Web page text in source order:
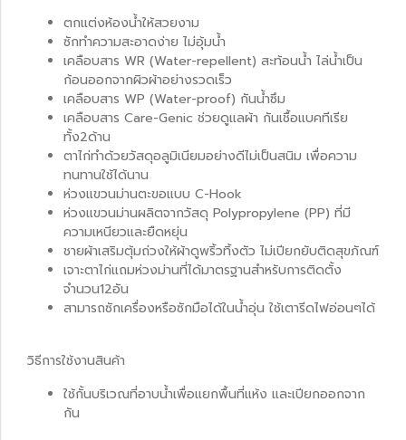
ตกแต่งห้องน้ำให้สวยงาม
ซักทำความสะอาดง่าย ไม่อุ้มน้ำ
เคลือบสาร WR (Water-repellent) สะท้อนน้ำ ไล่น้ำเป็น
ก้อนออกจากผิวผ้าอย่างรวดเร็ว
เคลือบสาร WP (Water-proof) กันน้ำซึม
เคลือบสาร Care-Genic ช่วยดูแลผ้า กันเชื้อแบคทีเรีย
ทั้ง2ด้าน
ตาไก่ทำด้วยวัสดุอลูมิเนียมอย่างดีไม่เป็นสนิม เพื่อความ
ทนทานใช้ได้นาน
ห่วงแขวนม่านตะขอแบบ C-Hook
ห่วงแขวนม่านผลิตจากวัสดุ Polypropylene (PP) ที่มี
ความเหนียวและยืดหยุ่น
ชายผ้าเสริมตุ้มถ่วงให้ผ้าดูพริ้วทิ้งตัว ไม่เปียกยับติดสุขภัณฑ์
เจาะตาไก่แถมห่วงม่านที่ได้มาตรฐานสำหรับการติดตั้ง
จำนวน12อัน
สามารถซักเครื่องหรือซักมือได้ในน้ำอุ่น ใช้เตารีดไฟอ่อนๆได้
วิธีการใช้งานสินค้า
ใช้กั้นบริเวณที่อาบน้ำเพื่อแยกพื้นที่แห้ง และเปียกออกจาก
กัน